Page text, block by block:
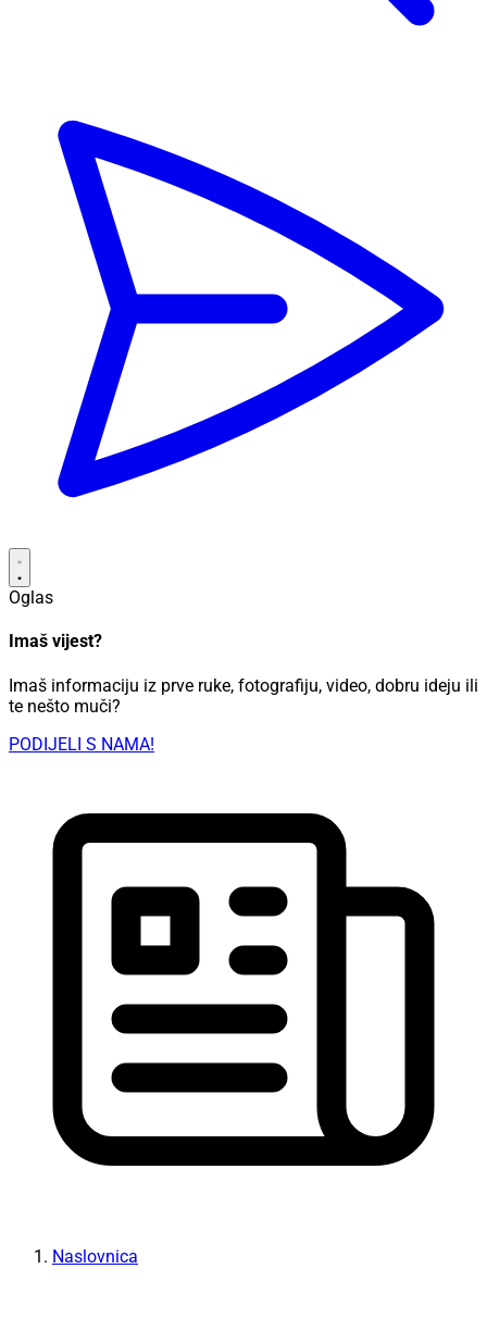
Oglas
Imaš vijest?
Imaš informaciju iz prve ruke, fotografiju, video, dobru ideju ili
te nešto muči?
PODIJELI S NAMA!
Naslovnica